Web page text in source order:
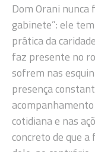
Dom Orani nunca
gabinete”: ele
prática da
faz presente no
sofrem nas
presença
cotidiana e nas
concreto de que